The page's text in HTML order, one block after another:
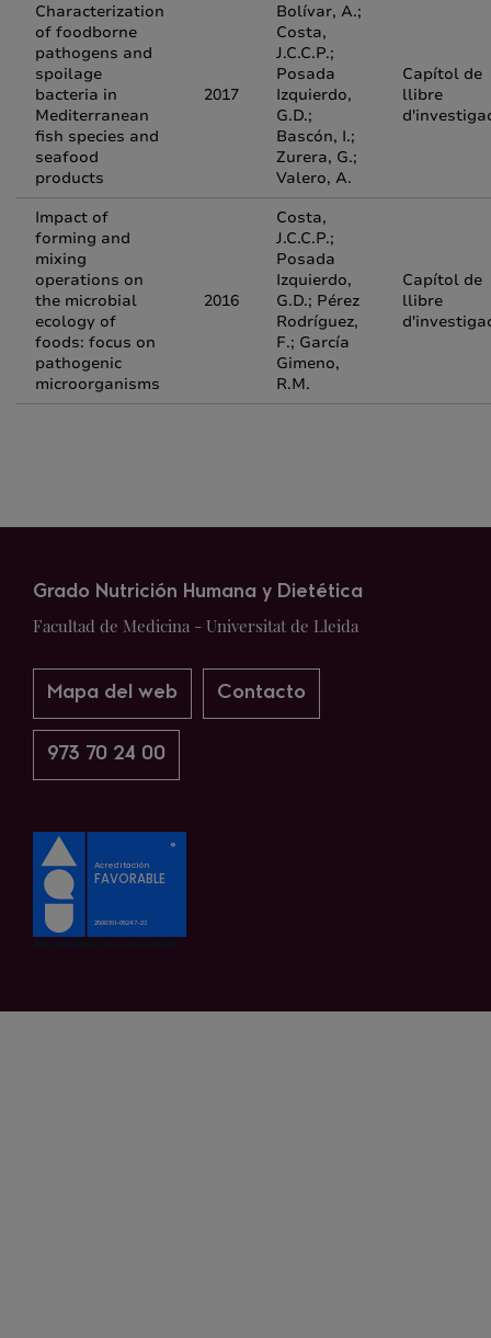
Characterization
of foodborne
pathogens and
spoilage
bacteria in
Mediterranean
fish species and
seafood
products
2017
Bolívar, A.;
Costa,
J.C.C.P.;
Posada
Izquierdo,
G.D.;
Bascón, I.;
Zurera, G.;
Valero, A.
Capítol de
llibre
Impact of
forming and
mixing
operations on
the microbial
ecology of
foods: focus on
pathogenic
microorganisms
2016
Costa,
J.C.C.P.;
Posada
Izquierdo,
G.D.; Pérez
Rodríguez,
F.; García
Gimeno,
R.M.
Capítol de
llibre
Grado Nutrición Humana y Dietética
Facultad de Medicina - Universitat de Lleida
Mapa del web Contacto
973 70 24 00